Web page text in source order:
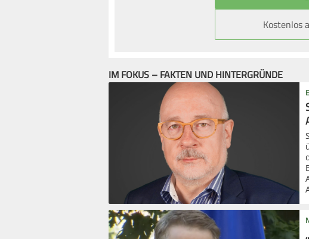
Kostenlos
IM FOKUS – FAKTEN UND HINTERGRÜNDE